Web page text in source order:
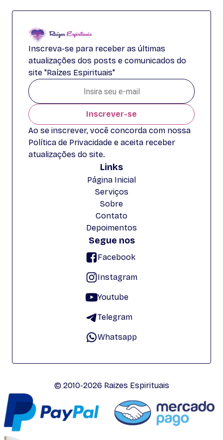
Inscreva-se para receber as últimas
atualizações dos posts e comunicados do
site "Raízes Espirituais"
Inscrever-se
Ao se inscrever, você concorda com nossa
Política de Privacidade e aceita receber
atualizações do site.
Links
Página Inicial
Serviços
Sobre
Contato
Depoimentos
Segue nos
Facebook
Instagram
Youtube
Telegram
Whatsapp
© 2010-2026 Raizes Espirituais